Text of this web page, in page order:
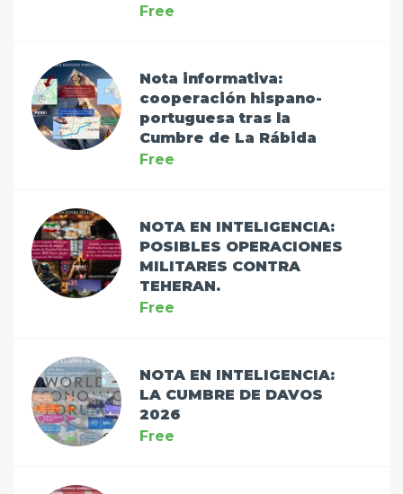
Free
Nota informativa:
cooperación hispano-
portuguesa tras la
Cumbre de La Rábida
Free
NOTA EN INTELIGENCIA:
POSIBLES OPERACIONES
MILITARES CONTRA
TEHERAN.
Free
NOTA EN INTELIGENCIA:
LA CUMBRE DE DAVOS
2026
Free